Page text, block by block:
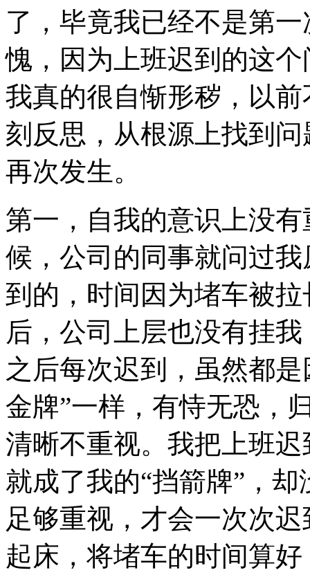
了，毕竟我已经不是第
愧，因为上班迟到的这
我真的很自惭形秽，以
刻反思，从根源上找到
再次发生。
第一，自我的意识上没
候，公司的同事就问过
到的，时间因为堵车被
后，公司上层也没有挂
之后每次迟到，虽然都
金牌”一样，有恃无恐，
清晰不重视。我把上班
就成了我的“挡箭牌”，
足够重视，才会一次次
起床，将堵车的时间算